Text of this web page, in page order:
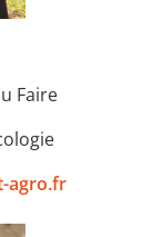
Faire
agro.fr